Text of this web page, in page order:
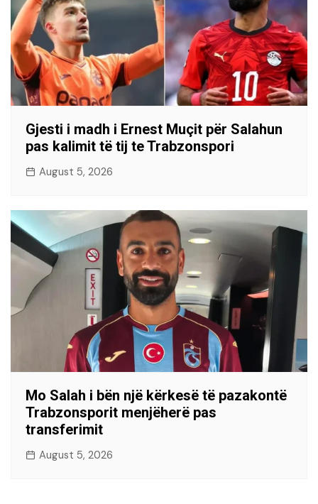
Gjesti i madh i Ernest Muçit për Salahun
pas kalimit të tij te Trabzonspori
August 5, 2026
Mo Salah i bën një kërkesë të pazakontë
Trabzonsporit menjëherë pas
transferimit
August 5, 2026